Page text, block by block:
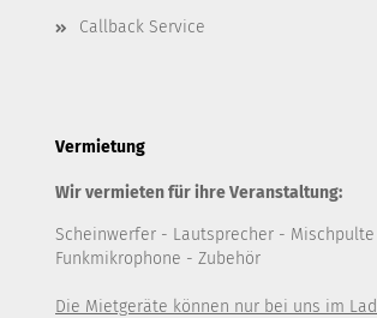
Callback Service
Vermietung
Wir vermieten für ihre Veranstaltung:
Scheinwerfer - Lautsprecher - Mischpulte
Funkmikrophone - Zubehör
Die Mietgeräte können nur bei uns im